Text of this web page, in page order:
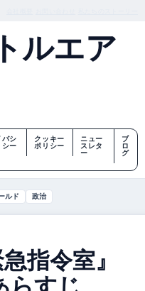
ルエア
バシ
シー
クッキー
ポリシー
ニュー
スレタ
ー
ブ
ロ
グ
ルド 政治
指令室』